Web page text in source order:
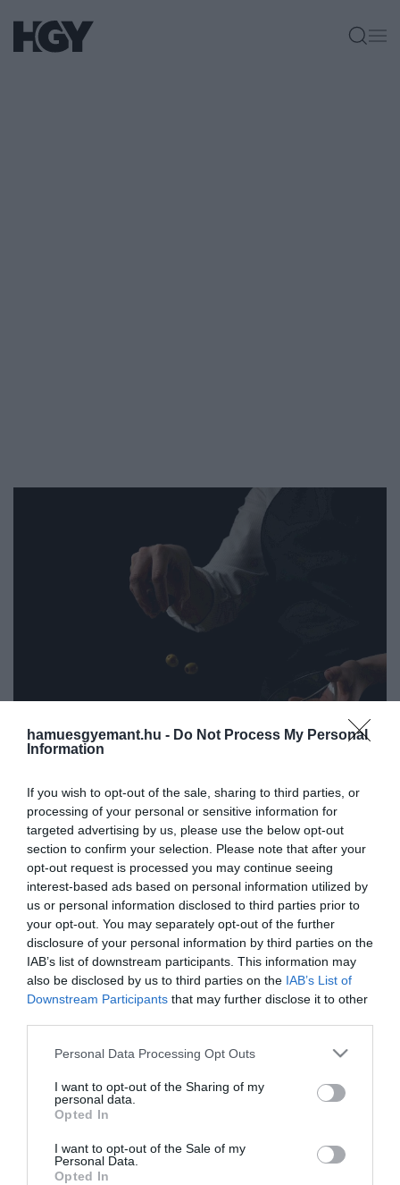
hamuesgyemant.hu - Do Not Process My Personal
Information
If you wish to opt-out of the sale, sharing to third parties, or
processing of your personal or sensitive information for
targeted advertising by us, please use the below opt-out
section to confirm your selection. Please note that after your
opt-out request is processed you may continue seeing
interest-based ads based on personal information utilized by
us or personal information disclosed to third parties prior to
your opt-out. You may separately opt-out of the further
disclosure of your personal information by third parties on the
IAB’s list of downstream participants. This information may
also be disclosed by us to third parties on the IAB’s List of
Downstream Participants that may further disclose it to other
Please note that this website/app uses one or more Google
not limited to your visit or usage behaviour. You may click to
grant or deny consent to Google and its third-party tags to
use your data for below specified purposes in below Google
consent section.
Personal Data Processing Opt Outs
I want to opt-out of the Sharing of my
personal data.
Opted In
I want to opt-out of the Sale of my
Personal Data.
Opted In
A kenyérsütés sokak számára
idegeskedést, rosszul sikerült
végeredményt és felesleges időpazarlást
jelent, de ennek nem kell így lennie! Ez a
fokhagymás-vajas focaccia kívül
aranybarnára sül, enyhén roppanós, belül
viszont egészen elképesztően puha és…
A fokhagymás-vajas focaccia,
ami után nem akarsz többé
más…
HAMU ÉS GYÉMÁNT